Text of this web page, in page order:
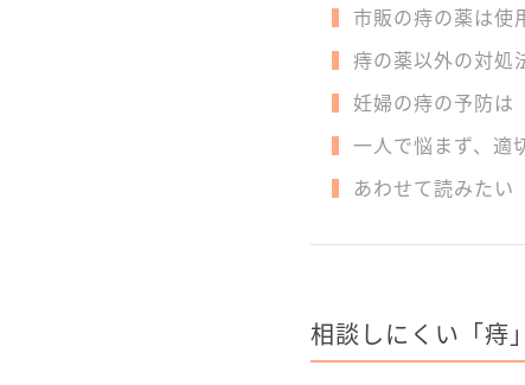
市販の痔の薬は使
痔の薬以外の対処
妊婦の痔の予防は
一人で悩まず、適
あわせて読みたい
相談しにくい「痔